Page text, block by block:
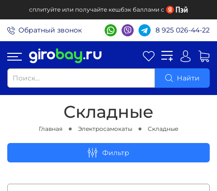
сплитуйте или получайте кешбэк баллами с
Обратный звонок 8 925 026-44-22
Найти
Складные
Главная Электросамокаты Складные
Фильтр